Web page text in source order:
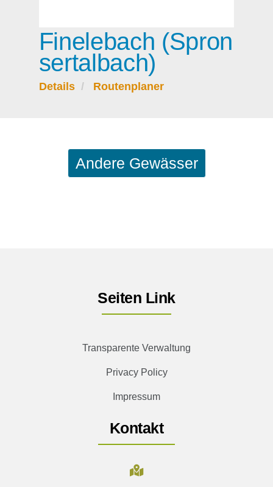
Finelebach (Spron
sertalbach)
Details Routenplaner
Andere Gewässer
Seiten Link
Transparente Verwaltung
Privacy Policy
Impressum
Kontakt